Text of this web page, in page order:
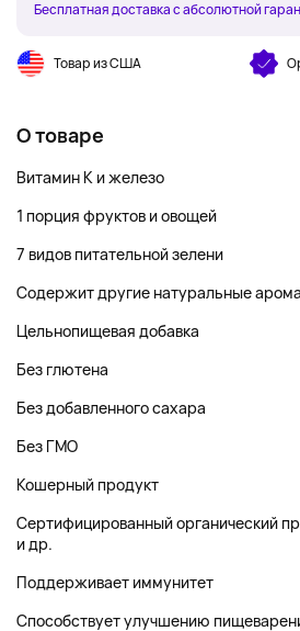
Бесплатная доставка с абсолютной
Товар из США
О товаре
Витамин К и железо
1 порция фруктов и овощей
7 видов питательной зелени
Содержит другие натуральные
Цельнопищевая добавка
Без глютена
Без добавленного сахара
Без ГМО
Кошерный продукт
Сертифицированный органический
и др.
Поддерживает иммунитет
Способствует улучшению